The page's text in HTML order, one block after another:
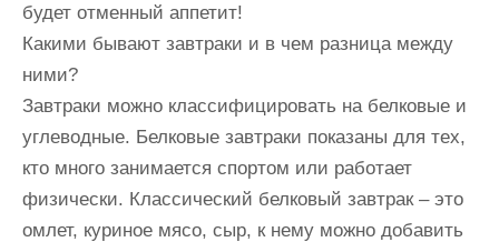
будет отменный аппетит!
Какими бывают завтраки и в чем разница между
ними?
Завтраки можно классифицировать на белковые и
углеводные. Белковые завтраки показаны для тех,
кто много занимается спортом или работает
физически. Классический белковый завтрак – это
омлет, куриное мясо, сыр, к нему можно добавить